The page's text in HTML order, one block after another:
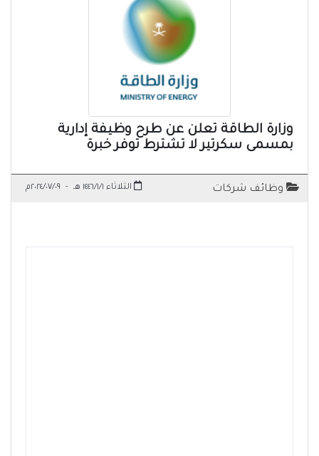
وزارة الطاقة تعلن عن طرح وظيفة إدارية
بمسمى سكرتير لا تشترط توفر خبرة
وظائف شركات الثلاثاء ١٤٤٦/١/١ هـ - ٢٠٢٤/٠٧/٠٩م